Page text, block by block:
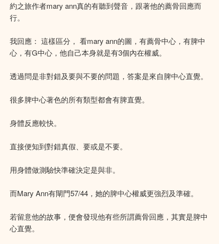
約之旅作者mary ann真的有聽到聲音，跟著他的薦骨回應而
行。
我回應： 這樣區分， 看mary ann的圖，有薦骨中心，有脾中
心，有G中心，他自己本身就是有3個內在權威。
透過問是非對錯及要與不要的問題，答案是來自脾中心直覺。
很多脾中心著色的所有類型都會有脾直覺。
身體反應較快。
直接便知到對錯真假、要或是不要。
用身體做測驗快準確決定是與非。
而Mary Ann有閘門57/44，她的脾中心權威更強烈及準確。
若留意他的故事，便會發現他有些所謂薦骨回應，其實是脾中
心直覺。